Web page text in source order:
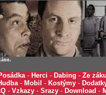
- Herci - Dabing - Ze
- Mobil - Kostýmy -
- Vzkazy - Srazy - Download -